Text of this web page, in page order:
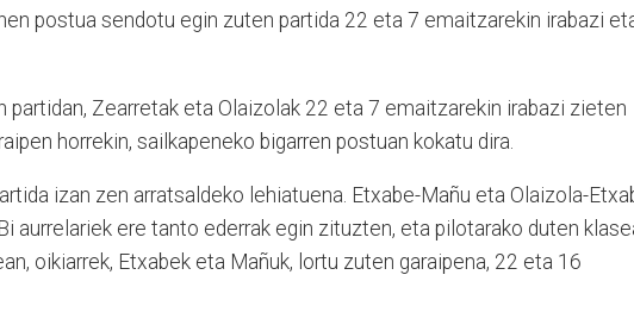
postua sendotu egin zuten partida 22 eta 7 emaitzarekin irabazi
partidan, Zearretak eta Olaizolak 22 eta 7 emaitzarekin irabazi zieten
horrekin, sailkapeneko bigarren postuan kokatu dira.
izan zen arratsaldeko lehiatuena. Etxabe-Mañu eta Olaizola-
aurrelariek ere tanto ederrak egin zituzten, eta pilotarako duten
oikiarrek, Etxabek eta Mañuk, lortu zuten garaipena, 22 eta 16